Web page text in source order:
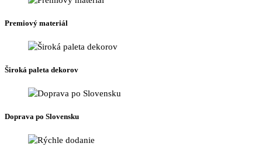
Premiový materiál
Široká paleta dekorov
Doprava po Slovensku